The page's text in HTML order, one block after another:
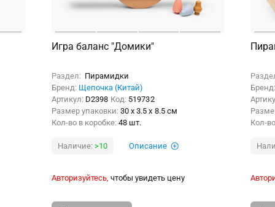
Игра баланс "Домики"
Раздел: Пирамидки
Бренд: Щепочка (Китай)
Артикул: D2398 Код: 519732
Размер упаковки: 30 x 3.5 x 8.5 см
Кол-во в коробке: 48 шт.
Наличие: >10 Описание
Авторизуйтесь, чтобы увидеть цену
Кол-